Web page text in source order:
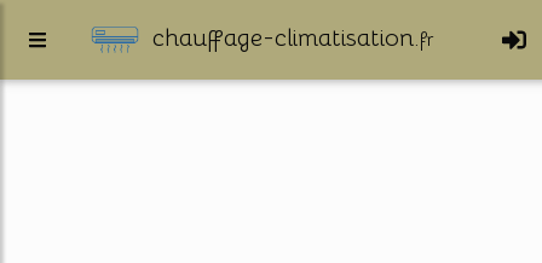
chauffage-climatisation.fr